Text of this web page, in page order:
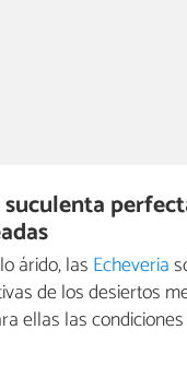
árido, las Echeveria
de los desiertos
ellas las